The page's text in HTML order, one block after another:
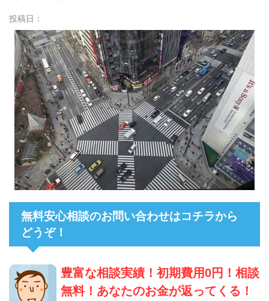
投稿日：
無料安心相談のお問い合わせはコチラから
どうぞ！
豊富な相談実績！初期費用0円！相談
無料！あなたのお金が返ってくる！